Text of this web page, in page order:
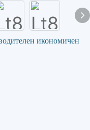
икономичен